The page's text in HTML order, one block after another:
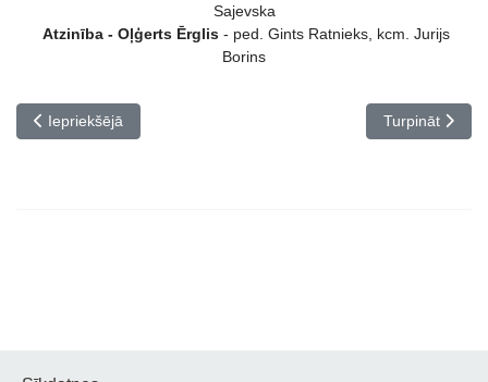
Sajevska
Atzinība - Oļģerts Ērglis - ped. Gints Ratnieks, kcm. Jurijs
Borins
Iepriekšējais raksts: Apsveicam konkursa Jaunais mūziķis
Iepriekšējā Nākamais
Turpināt